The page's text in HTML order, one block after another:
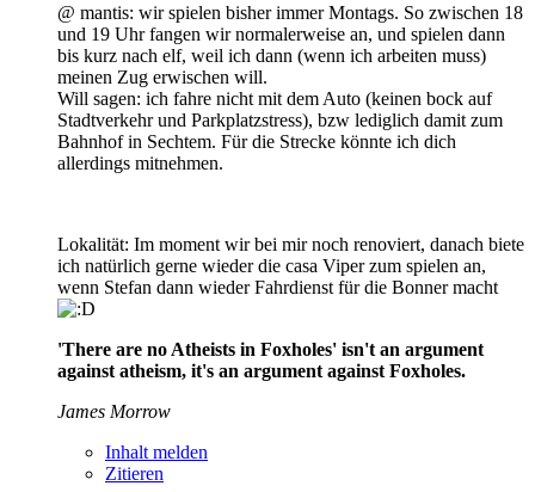
@ mantis: wir spielen bisher immer Montags. So zwischen 18
und 19 Uhr fangen wir normalerweise an, und spielen dann
bis kurz nach elf, weil ich dann (wenn ich arbeiten muss)
meinen Zug erwischen will.
Will sagen: ich fahre nicht mit dem Auto (keinen bock auf
Stadtverkehr und Parkplatzstress), bzw lediglich damit zum
Bahnhof in Sechtem. Für die Strecke könnte ich dich
allerdings mitnehmen.
Lokalität: Im moment wir bei mir noch renoviert, danach biete
ich natürlich gerne wieder die casa Viper zum spielen an,
wenn Stefan dann wieder Fahrdienst für die Bonner macht
'There are no Atheists in Foxholes' isn't an argument
against atheism, it's an argument against Foxholes.
James Morrow
Inhalt melden
Zitieren